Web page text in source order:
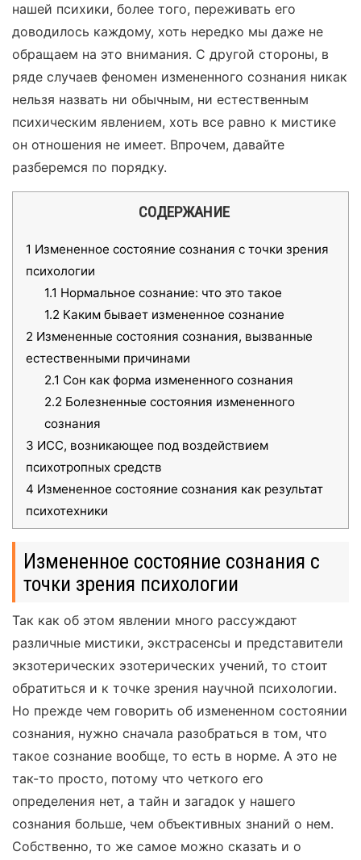
нашей психики, более того, переживать его
доводилось каждому, хоть нередко мы даже не
обращаем на это внимания. С другой стороны, в
ряде случаев феномен измененного сознания никак
нельзя назвать ни обычным, ни естественным
психическим явлением, хоть все равно к мистике
он отношения не имеет. Впрочем, давайте
разберемся по порядку.
СОДЕРЖАНИЕ
1 Измененное состояние сознания с точки зрения
психологии
1.1 Нормальное сознание: что это такое
1.2 Каким бывает измененное сознание
2 Измененные состояния сознания, вызванные
естественными причинами
2.1 Сон как форма измененного сознания
2.2 Болезненные состояния измененного
сознания
3 ИСС, возникающее под воздействием
психотропных средств
4 Измененное состояние сознания как результат
психотехники
Измененное состояние сознания с
точки зрения психологии
Так как об этом явлении много рассуждают
различные мистики, экстрасенсы и представители
экзотерических эзотерических учений, то стоит
обратиться и к точке зрения научной психологии.
Но прежде чем говорить об измененном состоянии
сознания, нужно сначала разобраться в том, что
такое сознание вообще, то есть в норме. А это не
так-то просто, потому что четкого его
определения нет, а тайн и загадок у нашего
сознания больше, чем объективных знаний о нем.
Собственно, то же самое можно сказать и о